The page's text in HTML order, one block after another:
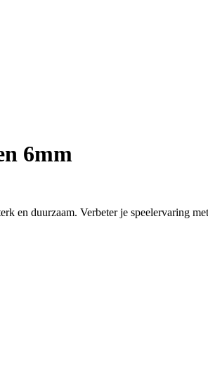
6mm
en duurzaam. Verbeter je speelervaring